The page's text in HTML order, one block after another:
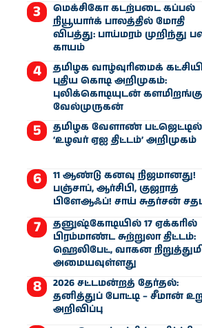
மெக்சிகோ கடற்படை கப்பல்
நியூயார்க் பாலத்தில் மோதி
விபத்து: பாய்மரம் முறிந்து
காயம்
தமிழக வாழ்வுரிமைக்
புதிய கொடி அறிமுகம்:
புலிக்கொடியுடன்
வேல்முருகன்
தமிழக வேளாண் பட்ஜெட்டில்
‘உழவர் ஏஐ திட்டம்’ அறிமுகம்
11 ஆண்டு கனவு நிஜமானது!
பஞ்சாப், ஆர்சிபி, குஜராத்
பிளேஆஃப்! சாய் சுதர்சன்
தனுஷ்கோடியில் 17 ஏக்கரில்
பிரம்மாண்ட சுற்றுலா திட்டம்:
ஹெலிபேட், வாகன
அமையவுள்ளது
2026 சட்டமன்றத் தேர்தல்:
தனித்துப் போட்டி – சீமான்
அறிவிப்பு